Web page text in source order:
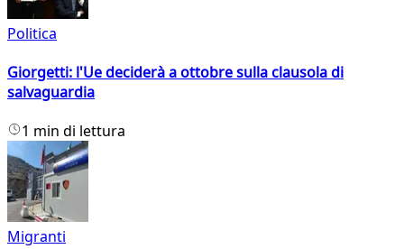
Politica
Giorgetti: l'Ue deciderà a ottobre sulla clausola di
salvaguardia
1 min di lettura
Migranti